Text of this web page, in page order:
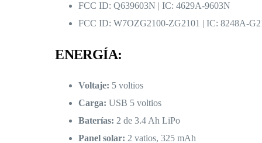
FCC ID: Q639603N | IC: 4629A-9603N
FCC ID: W7OZG2100-ZG2101 | IC: 8248A-
ENERGÍA:
Voltaje: 5 voltios
Carga: USB 5 voltios
Baterías: 2 de 3.4 Ah LiPo
Panel solar: 2 vatios, 325 mAh